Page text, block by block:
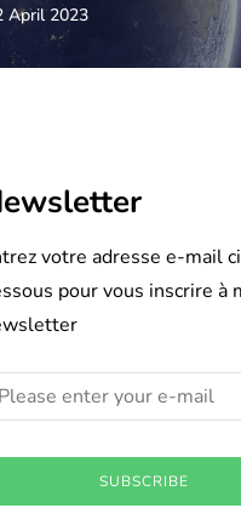
April 2023
votre adresse e-mail
pour vous inscrire à
SUBSCRIBE